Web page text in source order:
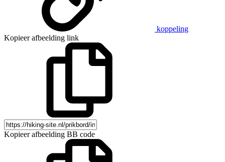
koppeling
Kopieer afbeelding link
Kopieer afbeelding BB code